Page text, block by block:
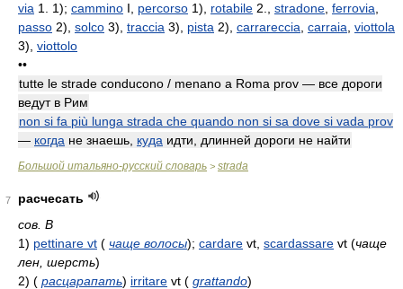
via 1. 1); cammino I, percorso 1), rotabile 2., stradone ferrovia
passo 2), solco 3), traccia 3), pista 2), carrareccia carraia viottola
3), viottolo
••
tutte le strade conducono / menano a Roma prov — все дороги
ведут в Рим
non si fa più lunga strada che quando non si sa dove si vada prov
— когда не знаешь, куда идти, длинней дороги не найти
Большой итальяно-русский словарь > strada
7
расчесать
сов. В
1) pettinare vt ( чаще волосы); cardare vt, scardassare vt (чаще
лен, шерсть)
2) ( расцарапать) irritare vt ( grattando)